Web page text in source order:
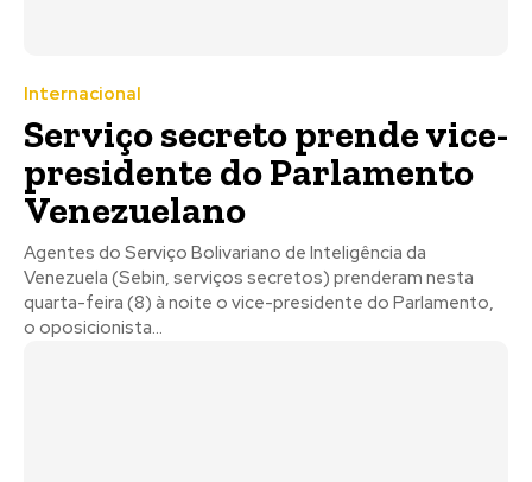
Internacional
Serviço secreto prende vice-
presidente do Parlamento
Venezuelano
Agentes do Serviço Bolivariano de Inteligência da
Venezuela (Sebin, serviços secretos) prenderam nesta
quarta-feira (8) à noite o vice-presidente do Parlamento,
o oposicionista...